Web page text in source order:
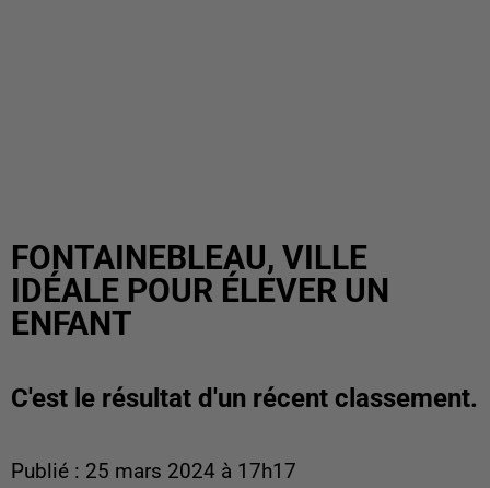
FONTAINEBLEAU, VILLE
IDÉALE POUR ÉLEVER UN
ENFANT
C'est le résultat d'un récent classement.
Publié : 25 mars 2024 à 17h17